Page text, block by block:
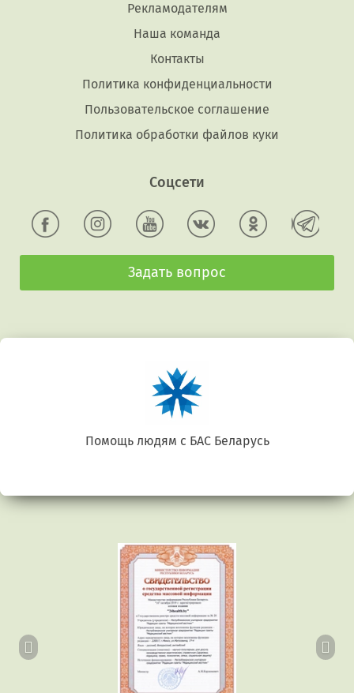
Рекламодателям
Наша команда
Контакты
Политика конфиденциальности
Пользовательское соглашение
Политика обработки файлов куки
Соцсети
Задать вопрос
Помощь людям с БАС Беларусь
Предыдущий